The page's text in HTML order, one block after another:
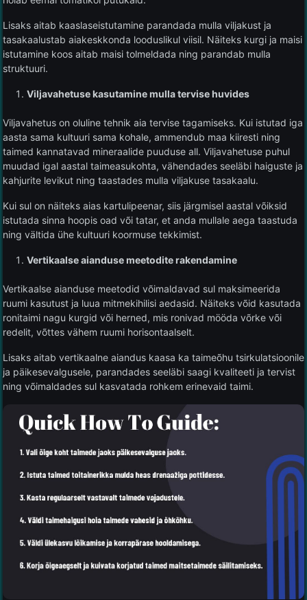
Lisaks aitab kaaslaseistutamine parandada mulla viljakust ja
tasakaalustab aiakeskkonda looduslikul viisil. Näiteks kurgi ja maisi
istutamine koos aitab maisi tolmeldada ning parandab mulla
struktuuri.
Viljavahetuse kasutamine mulla tervise huvides
Viljavahetus on oluline tehnik aia tervise tagamiseks. Kui istutad iga
aasta sama kultuuri sama kohale, ammendub maa kiiresti ning
taimed kannatavad mineraalide puuduse all. Viljavahetuse puhul
muudad igal aastal taimeasukohta, vähendades seeläbi haiguste ja
kahjurite levikut ning taastades mulla viljakuse tasakaalu.
Kui sul on näiteks aias kartulipeenar, siis järgmisel aastal võiksid
istutada sinna hoopis oad või tatar, et anda mullale aega taastuda
ning vältida ühe kultuuri koormuse tekkimist.
Vertikaalse aianduse meetodite rakendamine
Vertikaalse aianduse meetodid võimaldavad sul maksimeerida
ruumi kasutust ja luua mitmekihilisi aedasid. Näiteks võid kasutada
ronitaimi nagu kurgid või herned, mis ronivad mööda võrke või
redelit, võttes vähem ruumi horisontaalselt.
Lisaks aitab vertikaalne aiandus kaasa ka taimeõhu tsirkulatsioonile
ja päikesevalgusele, parandades seeläbi saagi kvaliteeti ja tervist
ning võimaldades sul kasvatada rohkem erinevaid taimi.